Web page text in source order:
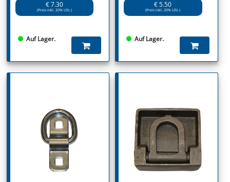
€ 7.30
(Preis inkl. 20% USt.)
Auf Lager.
€ 5.50
(Preis inkl. 20% USt.)
Auf Lager.